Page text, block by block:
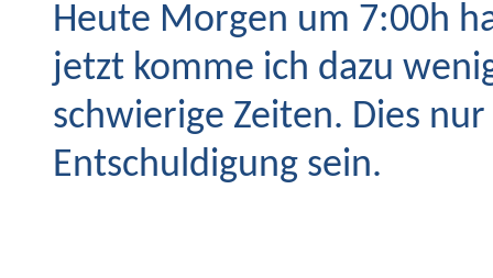
Heute Morgen um 7:00h
jetzt komme ich dazu
schwierige Zeiten. Dies
Entschuldigung sein.